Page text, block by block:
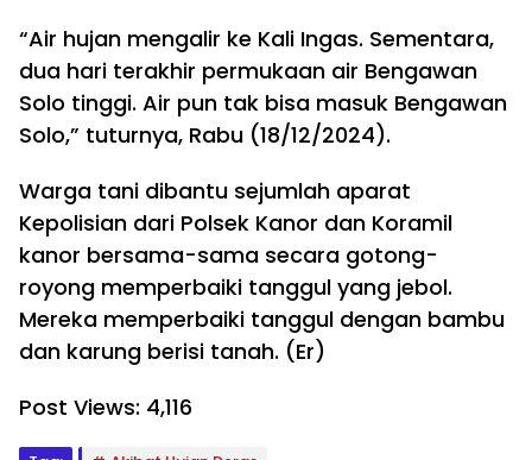
“Air hujan mengalir ke Kali Ingas. Sementara,
dua hari terakhir permukaan air Bengawan
Solo tinggi. Air pun tak bisa masuk Bengawan
Solo,” tuturnya, Rabu (18/12/2024).
Warga tani dibantu sejumlah aparat
Kepolisian dari Polsek Kanor dan Koramil
kanor bersama-sama secara gotong-
royong memperbaiki tanggul yang jebol.
Mereka memperbaiki tanggul dengan bambu
dan karung berisi tanah. (Er)
Post Views: 4,116